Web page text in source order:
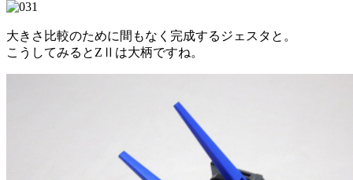
大きさ比較のために間もなく完成するジェスタと。
こうしてみるとZⅡは大柄ですね。